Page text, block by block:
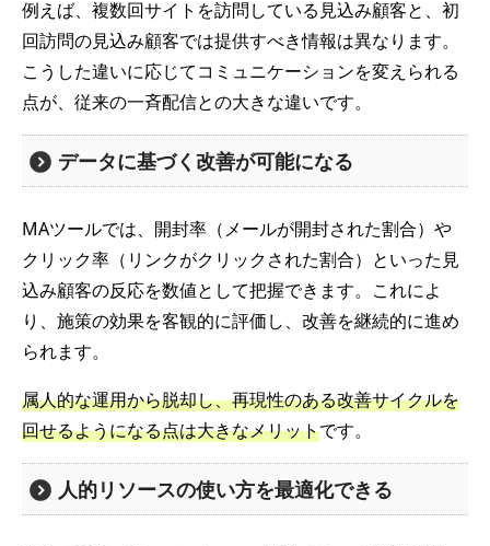
例えば、複数回サイトを訪問している見込み顧客と、初
回訪問の見込み顧客では提供すべき情報は異なります。
こうした違いに応じてコミュニケーションを変えられる
点が、従来の一斉配信との大きな違いです。
データに基づく改善が可能になる
MAツールでは、開封率（メールが開封された割合）や
クリック率（リンクがクリックされた割合）といった見
込み顧客の反応を数値として把握できます。これによ
り、施策の効果を客観的に評価し、改善を継続的に進め
られます。
属人的な運用から脱却し、再現性のある改善サイクルを
回せるようになる点は大きなメリットです。
人的リソースの使い方を最適化できる